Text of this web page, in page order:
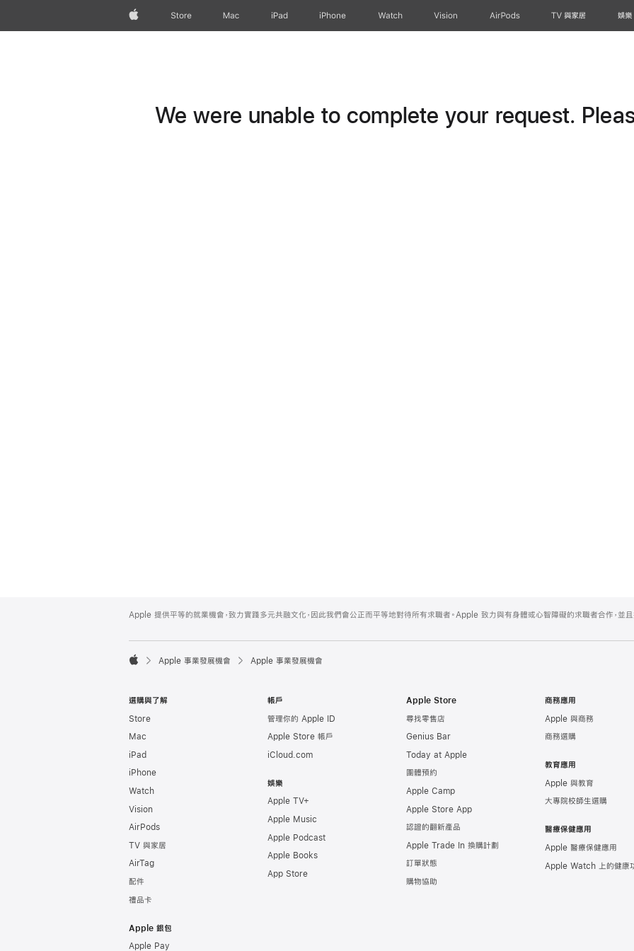
Apple Store Mac iPad iPhone Watch Vision AirPods TV 與家居 娛樂
We were unable to complete your request.
Footer
Apple 提供平等的就業機會，致力實踐多元共融文化，因此我們會公正而平等地對待所有求職者。Apple 致力與有身體或心智障礙的求職者合作，並且

Apple 事業發展機會 Apple 事業發展機會
選購與了解
Store
Mac
iPad
iPhone
Watch
Vision
AirPods
TV 與家居
AirTag
配件
禮品卡
Apple 銀包
Apple Pay
帳戶
管理你的 Apple ID
Apple Store 帳戶
iCloud.com
娛樂
Apple TV+
Apple Music
Apple Podcast
Apple Books
App Store
Apple Store
尋找零售店
Genius Bar
Today at Apple
團體預約
Apple Camp
Apple Store App
認證的翻新產品
Apple Trade In 換購計劃
訂單狀態
購物協助
商務應用
Apple 與商務
商務選購
教育應用
Apple 與教育
大專院校師生選購
醫療保健應用
Apple 醫療保健應用
Apple Watch 上的健康